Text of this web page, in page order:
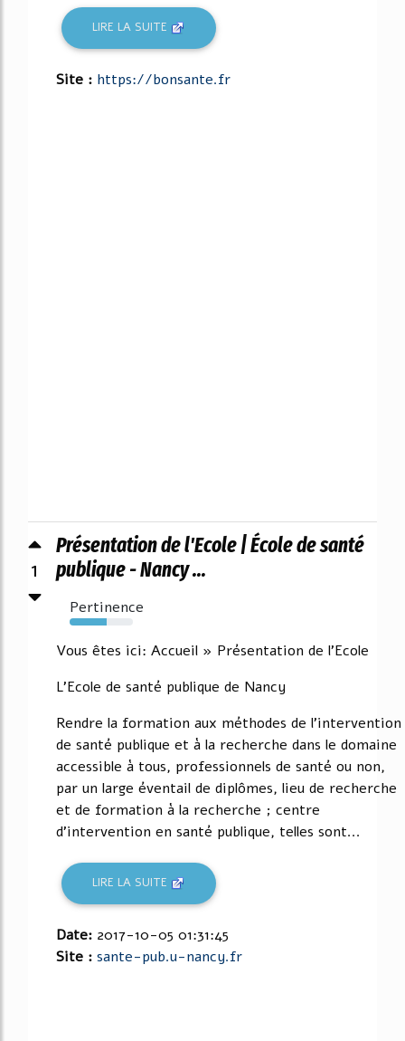
LIRE LA SUITE
Site : https://bonsante.fr
1
Présentation de l'Ecole | École de santé
publique - Nancy ...
Pertinence
59%
Vous êtes ici: Accueil » Présentation de l'Ecole
L'Ecole de santé publique de Nancy
Rendre la formation aux méthodes de l'intervention
de santé publique et à la recherche dans le domaine
accessible à tous, professionnels de santé ou non,
par un large éventail de diplômes, lieu de recherche
et de formation à la recherche ; centre
d'intervention en santé publique, telles sont...
LIRE LA SUITE
Date: 2017-10-05 01:31:45
Site : sante-pub.u-nancy.fr